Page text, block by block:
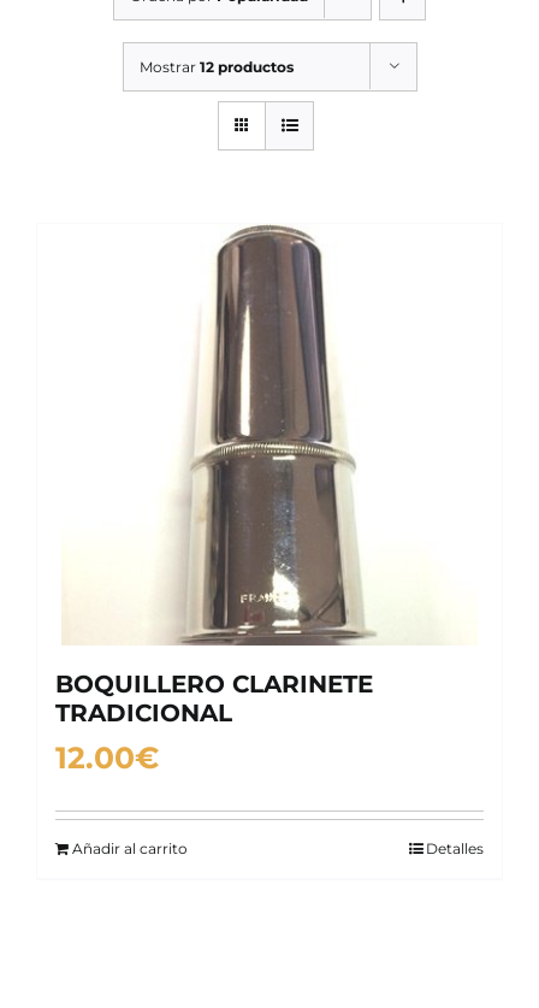
SERVICIOS TALLER
SERVICIOS TALLER
Mostrar 12 productos
BOQUILLERO CLARINETE
TRADICIONAL
12.00€
Añadir al carrito Detalles